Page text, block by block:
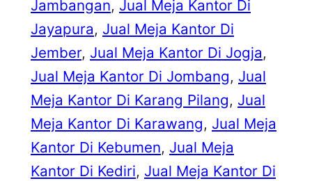
Jambangan, Jual Meja Kantor Di
Jayapura, Jual Meja Kantor Di
Jember, Jual Meja Kantor Di Jogja
Jual Meja Kantor Di Jombang, Jual
Meja Kantor Di Karang Pilang, Jual
Meja Kantor Di Karawang, Jual Meja
Kantor Di Kebumen, Jual Meja
Kantor Di Kediri, Jual Meja Kantor Di